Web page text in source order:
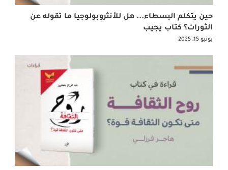
حين يتكلم البسطاء... هل للأنثروبولوجيا ما تقوله عن
الثورات؟ كتاب يجيب
يونيو 15, 2025